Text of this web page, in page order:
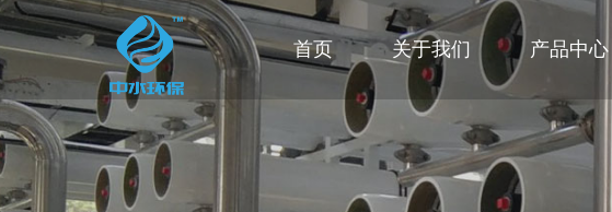
首页 关于我们 产品中心